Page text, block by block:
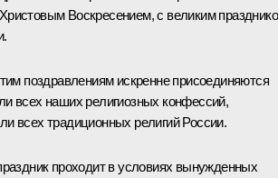
Воскресением, с великим
поздравлениям искренне присоединяются
всех наших религиозных конфессий,
всех традиционных религий России.
проходит в условиях вынужденных